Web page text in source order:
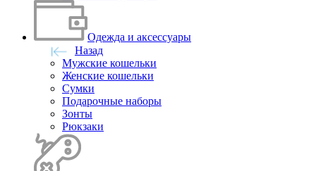
Одежда и аксессуары
Назад
Мужские кошельки
Женские кошельки
Сумки
Подарочные наборы
Зонты
Рюкзаки